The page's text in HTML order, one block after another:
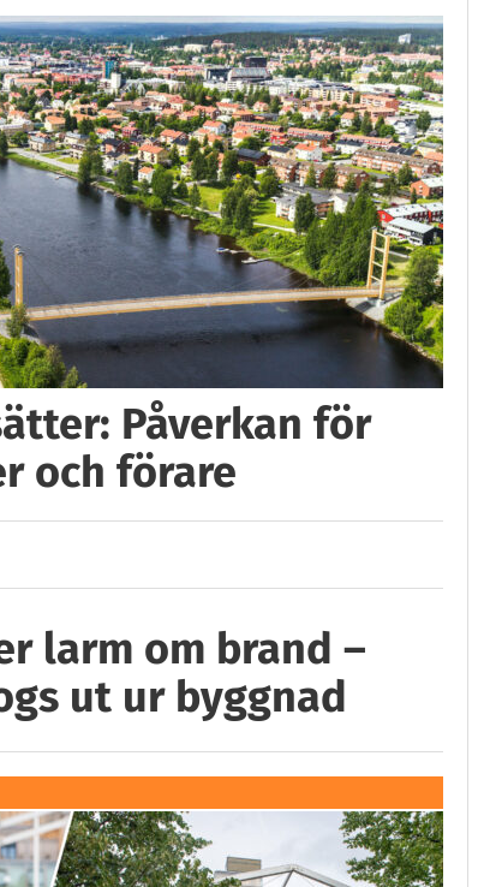
Påverkan för
och förare
larm om brand –
ut ur byggnad